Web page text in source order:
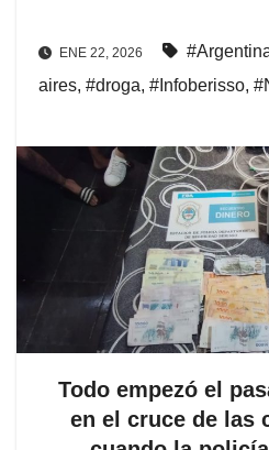
ENE 22, 2026
aires, #droga, #Infoberisso,
Todo empezó el
en el cruce de las